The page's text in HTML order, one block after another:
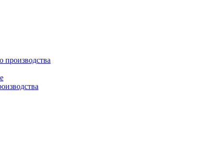
производства